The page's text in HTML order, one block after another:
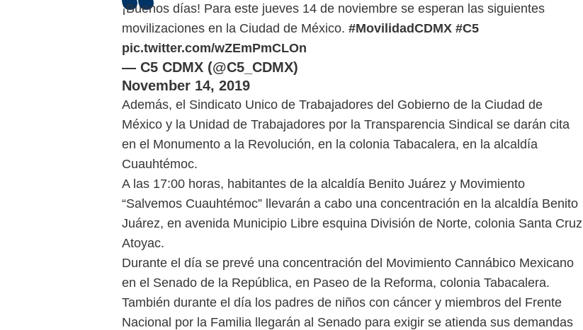
¡Buenos días! Para este jueves 14 de noviembre se esperan las siguientes
movilizaciones en la Ciudad de México. #MovilidadCDMX #C5
pic.twitter.com/wZEmPmCLOn
— C5 CDMX (@C5_CDMX)
November 14, 2019
Además, el Sindicato Unico de Trabajadores del Gobierno de la Ciudad de
México y la Unidad de Trabajadores por la Transparencia Sindical se darán cita
en el Monumento a la Revolución, en la colonia Tabacalera, en la alcaldía
Cuauhtémoc.
A las 17:00 horas, habitantes de la alcaldía Benito Juárez y Movimiento
“Salvemos Cuauhtémoc” llevarán a cabo una concentración en la alcaldía Benito
Juárez, en avenida Municipio Libre esquina División de Norte, colonia Santa Cruz
Atoyac.
Durante el día se prevé una concentración del Movimiento Cannábico Mexicano
en el Senado de la República, en Paseo de la Reforma, colonia Tabacalera.
También durante el día los padres de niños con cáncer y miembros del Frente
Nacional por la Familia llegarán al Senado para exigir se atienda sus demandas